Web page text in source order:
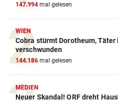
147.994 mal gelesen
WIEN
Cobra stürmt Dorotheum, Täter
verschwunden
144.186 mal gelesen
MEDIEN
Neuer Skandal! ORF dreht